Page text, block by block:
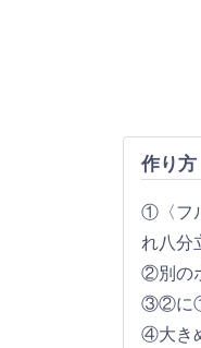
作り方
①〈フ
れ八分
②別の
③②に①
④大き